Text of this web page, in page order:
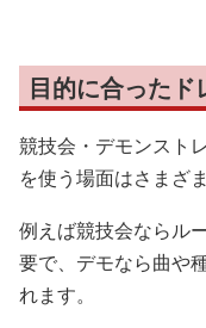
目的に合ったド
競技会・デモンスト
を使う場面はさまざま
例えば競技会ならル
要で、デモなら曲や
れます。